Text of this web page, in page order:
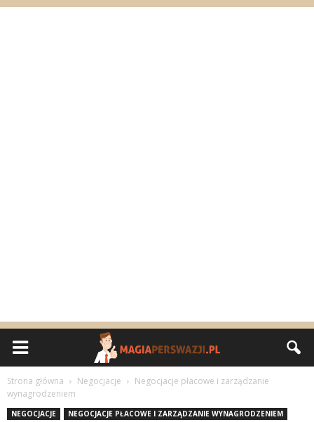
Strona główna Negocjacje
Negocjacje płacowe i zarządzanie
wynagrodzeniem
NEGOCJACJE NEGOCJACJE PŁACOWE I ZARZĄDZANIE WYNAGRODZENIEM